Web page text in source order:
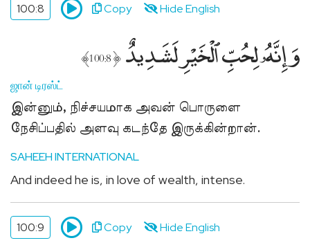
100:8 Copy Hide English
وَإِنَّهُۥ لِحُبِّ ٱلْخَيْرِ لَشَدِيدٌ ﴿100:8﴾
ஜான் டிரஸ்ட்
இன்னும், நிச்சயமாக அவன் பொருளை
நேசிப்பதில் அளவு கடந்தே இருக்கின்றான்.
SAHEEH INTERNATIONAL
And indeed he is, in love of wealth, intense.
100:9 Copy Hide English